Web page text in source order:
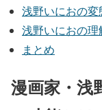
浅野いにおの変
浅野いにおの理
まとめ
漫画家・浅